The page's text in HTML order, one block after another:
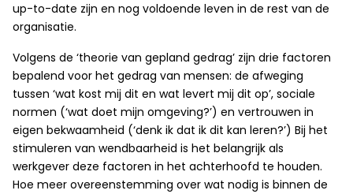
up-to-date zijn en nog voldoende leven in de rest van de
organisatie.
Volgens de ‘theorie van gepland gedrag’ zijn drie factoren
bepalend voor het gedrag van mensen: de afweging
tussen ‘wat kost mij dit en wat levert mij dit op’, sociale
normen (‘wat doet mijn omgeving?’) en vertrouwen in
eigen bekwaamheid (‘denk ik dat ik dit kan leren?’) Bij het
stimuleren van wendbaarheid is het belangrijk als
werkgever deze factoren in het achterhoofd te houden.
Hoe meer overeenstemming over wat nodig is binnen de